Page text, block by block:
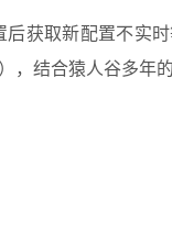
获取新配置不实
，结合猿人谷多年